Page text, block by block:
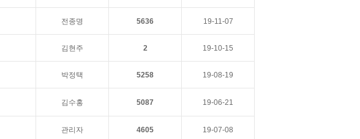
전종명 5636 19-11-07
김현주 2 19-10-15
박정택 5258 19-08-19
김수홍 5087 19-06-21
관리자 4605 19-07-08